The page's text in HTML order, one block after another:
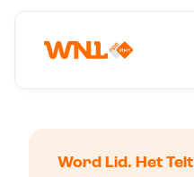
Word Lid. Het Telt